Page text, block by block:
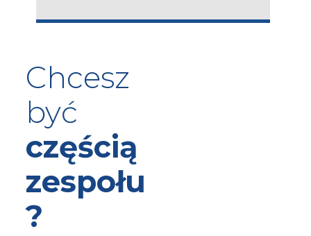
Chcesz
być
częścią
zespołu
?